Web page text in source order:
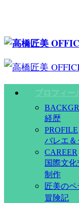
プロフィー
経歴
PROFILE
バレエ＆
CAREER
国際文化
制作
匠美の
冒険記